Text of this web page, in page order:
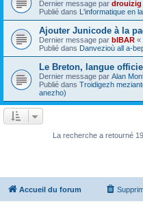
Dernier message par drouizig
Publié dans L'informatique en
Ajouter Junicode à la
Dernier message par bIBAR «
Publié dans Danvezioù all a-
Le Breton, langue
Dernier message par Alan
Publié dans Troidigezh
anezho)
La recherche a retourné
Accueil du forum